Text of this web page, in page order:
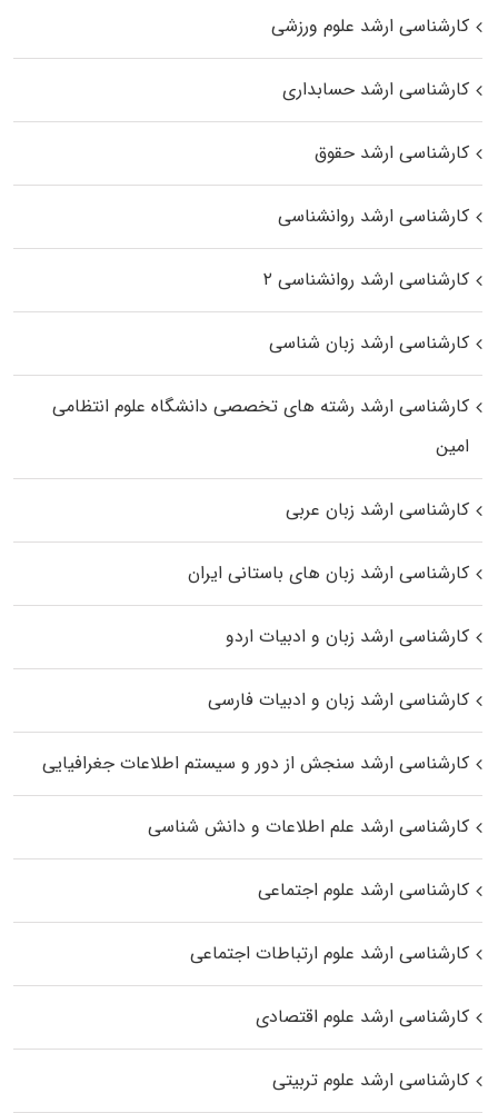
کارشناسی ارشد علوم ورزشی
کارشناسی ارشد حسابداری
کارشناسی ارشد حقوق
کارشناسی ارشد روانشناسی
کارشناسی ارشد روانشناسی ۲
کارشناسی ارشد زبان شناسی
کارشناسی ارشد رﺷﺘﻪ ﻫﺎی تخصصی داﻧﺸﮕﺎه ﻋﻠﻮم انتظامی
اﻣﻴﻦ
کارشناسی ارشد زبان عربی
کارشناسی ارشد زبان‌ های باستانی ایران
کارشناسی ارشد زبان و ادبیات اردو
کارشناسی ارشد زبان و ادبیات فارسی
کارشناسی ارشد سنجش از دور و سیستم اطلاعات جغرافیایی
کارشناسی ارشد علم اطلاعات و دانش شناسی
کارشناسی ارشد علوم اجتماعی
کارشناسی ارشد علوم ارتباطات اجتماعی
کارشناسی ارشد علوم اقتصادی
کارشناسی ارشد علوم تربیتی